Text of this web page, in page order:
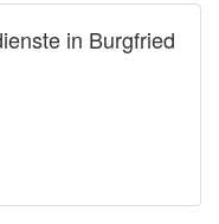
in Burgfried